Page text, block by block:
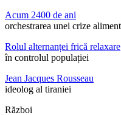
Acum 2400 de ani
orchestrarea unei crize
Rolul alternanței frică relaxare
în controlul populației
Jean Jacques Rousseau
ideolog al tiraniei
Război